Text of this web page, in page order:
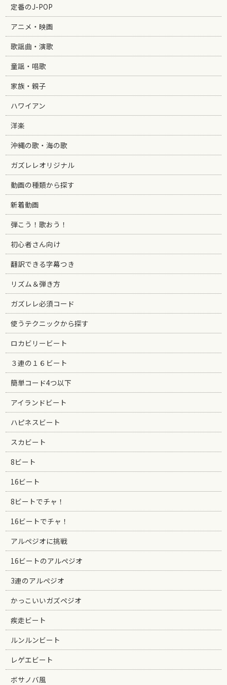
定番のJ-POP
アニメ・映画
歌謡曲・演歌
童謡・唱歌
家族・親子
ハワイアン
洋楽
沖縄の歌・海の歌
ガズレレオリジナル
動画の種類から探す
新着動画
弾こう！歌おう！
初心者さん向け
翻訳できる字幕つき
リズム＆弾き方
ガズレレ必須コード
使うテクニックから探す
ロカビリービート
３連の１６ビート
簡単コード4つ以下
アイランドビート
ハピネスビート
スカビート
8ビート
16ビート
8ビートでチャ！
16ビートでチャ！
アルペジオに挑戦
16ビートのアルペジオ
3連のアルペジオ
かっこいいガズペジオ
疾走ビート
ルンルンビート
レゲエビート
ボサノバ風